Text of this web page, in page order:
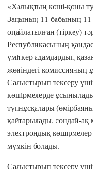
«Халықтың көші-қоны
Заңының 11-бабының 11-
оңайлатылған (тіркеу)
Республикасының
үміткер адамдардың
жөніндегі комиссияның
Салыстырып тексеру
көшірмелерде
түпнұсқалары
қайтарылады, сондай-ақ
электрондық көшірмелер
мүмкін болады.
Салыстырып тексеру